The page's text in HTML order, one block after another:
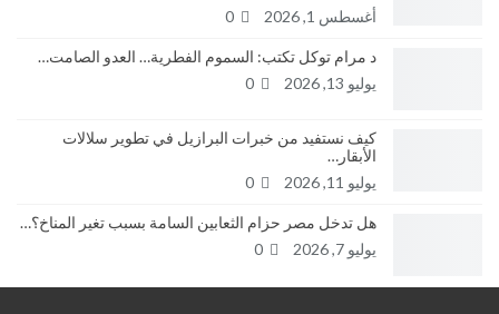
أغسطس 1, 2026
د مرام توكل تكتب: السموم الفطرية… العدو الصامت…
يوليو 13, 2026
كيف نستفيد من خبرات البرازيل في تطوير سلالات
الأبقار…
يوليو 11, 2026
هل تدخل مصر حزام الثعابين السامة بسبب تغير المناخ؟…
يوليو 7, 2026